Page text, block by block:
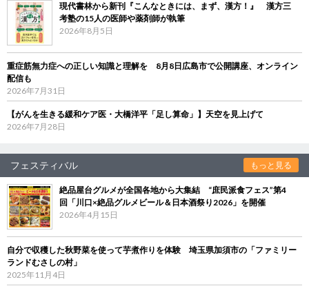
現代書林から新刊『こんなときには、まず、漢方！』 漢方三
考塾の15人の医師や薬剤師が執筆
2026年8月5日
重症筋無力症への正しい知識と理解を 8月8日広島市で公開講座、オンライン
配信も
2026年7月31日
【がんを生きる緩和ケア医・大橋洋平「足し算命」】天空を見上げて
2026年7月28日
フェスティバル もっと見る
絶品屋台グルメが全国各地から大集結 “庶民派食フェス”第4
回「川口×絶品グルメビール＆日本酒祭り2026」を開催
2026年4月15日
自分で収穫した秋野菜を使って芋煮作りを体験 埼玉県加須市の「ファミリー
ランドむさしの村」
2025年11月4日